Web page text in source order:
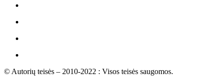
© Autorių teisės – 2010-2022 : Visos teisės saugomos.